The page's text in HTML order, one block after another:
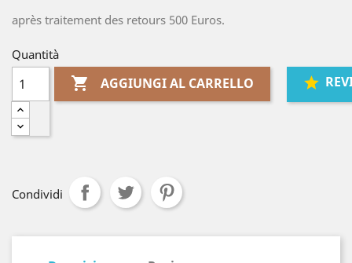
après traitement des retours 500 Euros.
Quantità
 AGGIUNGI AL CARRELLO
Condividi